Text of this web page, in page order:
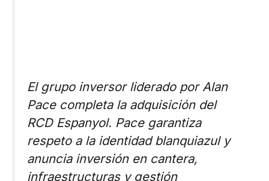
El grupo inversor liderado por Alan
Pace completa la adquisición del
RCD Espanyol. Pace garantiza
respeto a la identidad blanquiazul y
anuncia inversión en cantera,
infraestructuras y gestión